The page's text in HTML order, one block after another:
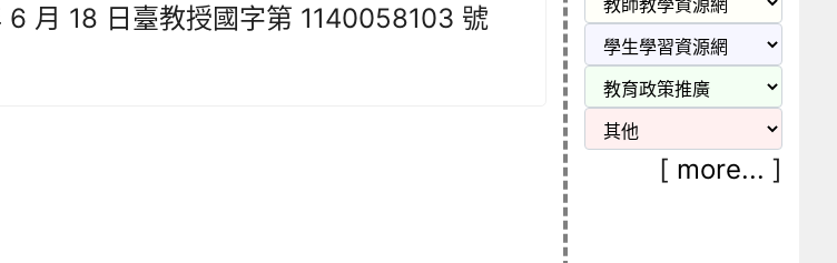
6 月 18 日臺教授國字第 1140058103 號
[ more... ]